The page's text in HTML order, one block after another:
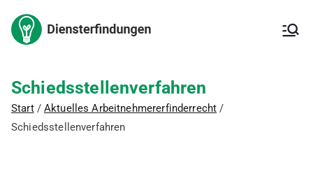
Inhalt
springen
Arbeitnehm
ererfindung
– Kanzlei
Arbeitnehmererfinderrech
ütung,
Erfindungsmeldung,
Inanspruchnahme der
Schiedsstellenverfahren
Start
Aktuelles Arbeitnehmererfinderrecht
Schiedsstellenverfahren